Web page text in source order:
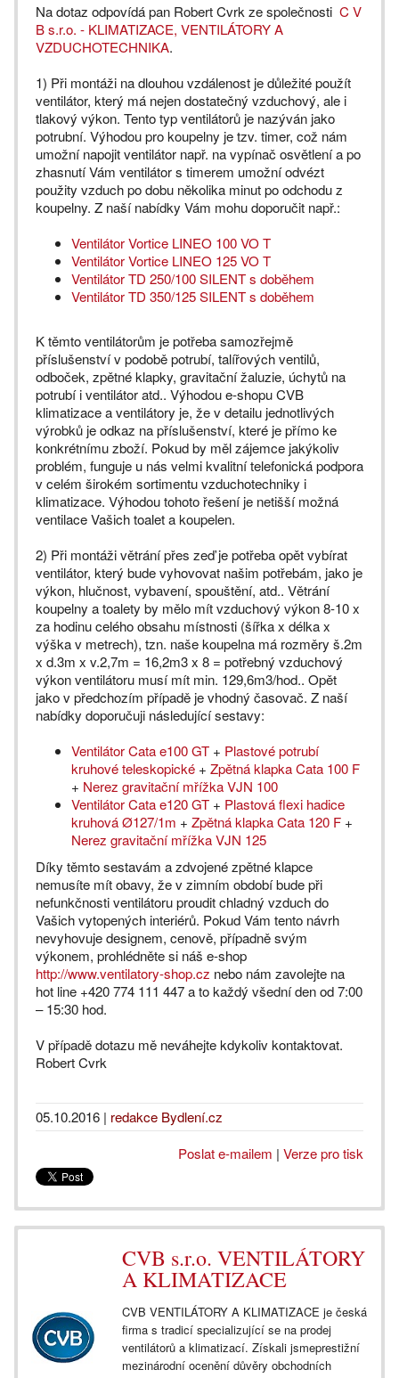
Na dotaz odpovídá pan Robert Cvrk ze společnosti C V
B s.r.o. - KLIMATIZACE, VENTILÁTORY A
VZDUCHOTECHNIKA.
1) Při montáži na dlouhou vzdálenost je důležité použít
ventilátor, který má nejen dostatečný vzduchový, ale i
tlakový výkon. Tento typ ventilátorů je nazýván jako
potrubní. Výhodou pro koupelny je tzv. timer, což nám
umožní napojit ventilátor např. na vypínač osvětlení a po
zhasnutí Vám ventilátor s timerem umožní odvézt
použity vzduch po dobu několika minut po odchodu z
koupelny. Z naší nabídky Vám mohu doporučit např.:
Ventilátor Vortice LINEO 100 VO T
Ventilátor Vortice LINEO 125 VO T
Ventilátor TD 250/100 SILENT s doběhem
Ventilátor TD 350/125 SILENT s doběhem
K těmto ventilátorům je potřeba samozřejmě
příslušenství v podobě potrubí, talířových ventilů,
odboček, zpětné klapky, gravitační žaluzie, úchytů na
potrubí i ventilátor atd.. Výhodou e-shopu CVB
klimatizace a ventilátory je, že v detailu jednotlivých
výrobků je odkaz na příslušenství, které je přímo ke
konkrétnímu zboží. Pokud by měl zájemce jakýkoliv
problém, funguje u nás velmi kvalitní telefonická podpora
v celém širokém sortimentu vzduchotechniky i
klimatizace. Výhodou tohoto řešení je netišší možná
ventilace Vašich toalet a koupelen.
2) Při montáži větrání přes zeď je potřeba opět vybírat
ventilátor, který bude vyhovovat našim potřebám, jako je
výkon, hlučnost, vybavení, spouštění, atd.. Větrání
koupelny a toalety by mělo mít vzduchový výkon 8-10 x
za hodinu celého obsahu místnosti (šířka x délka x
výška v metrech), tzn. naše koupelna má rozměry š.2m
x d.3m x v.2,7m = 16,2m3 x 8 = potřebný vzduchový
výkon ventilátoru musí mít min. 129,6m3/hod.. Opět
jako v předchozím případě je vhodný časovač. Z naší
nabídky doporučuji následující sestavy:
Ventilátor Cata e100 GT + Plastové potrubí
kruhové teleskopické + Zpětná klapka Cata 100 F
+ Nerez gravitační mřížka VJN 100
Ventilátor Cata e120 GT + Plastová flexi hadice
kruhová Ø127/1m + Zpětná klapka Cata 120 F +
Nerez gravitační mřížka VJN 125
Díky těmto sestavám a zdvojené zpětné klapce
nemusíte mít obavy, že v zimním období bude při
nefunkčnosti ventilátoru proudit chladný vzduch do
Vašich vytopených interiérů. Pokud Vám tento návrh
nevyhovuje designem, cenově, případně svým
výkonem, prohlédněte si náš e-shop
http://www.ventilatory-shop.cz nebo nám zavolejte na
hot line +420 774 111 447 a to každý všední den od 7:00
– 15:30 hod.
V případě dotazu mě neváhejte kdykoliv kontaktovat.
Robert Cvrk
05.10.2016 | redakce Bydlení.cz
Poslat e-mailem | Verze pro tisk
CVB s.r.o. VENTILÁTORY
A KLIMATIZACE
CVB VENTILÁTORY A KLIMATIZACE je česká
firma s tradicí specializující se na prodej
ventilátorů a klimatizací. Získali jsmeprestižní
mezinárodní ocenění důvěry obchodních